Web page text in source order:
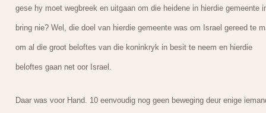
gese hy moet wegbreek en uitgaan om die heidene in hierdie gemeente
bring nie? Wel, die doel van hierdie gemeente was om Israel gereed te
om al die groot beloftes van die koninkryk in besit te neem en hierdie
beloftes gaan net oor Israel.
Daar was voor Hand. 10 eenvoudig nog geen beweging deur enige